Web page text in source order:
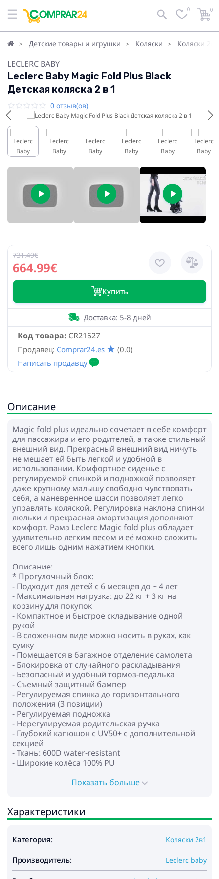
0 0
Детские товары и игрушки Коляски Коляски 2в1
LECLERC BABY
Leclerc Baby Magic Fold Plus Black
Детская коляска 2 в 1
0 отзыв(ов)
664.99€
731.49€
Купить
Код товара: CR21627
Доставка: 5-8 дней
Продавец: Comprar24.es (0.0)
Описание
Magic fold plus идеально сочетает в себе комфорт
для пассажира и его родителей, а также стильный
внешний вид. Прекрасный внешний вид ничуть
не мешает ей быть легкой и удобной в
использовании. Комфортное сиденье с
регулируемой спинкой и подножкой позволяет
даже крупному малышу свободно чувствовать
себя, а маневренное шасси позволяет легко
управлять коляской. Регулировка наклона спинки
люльки и прекрасная амортизация дополняют
комфорт. Рама Leclerc Magic fold plus обладает
удивительно легким весом и её можно сложить
всего лишь одним нажатием кнопки.
Описание:
* Прогулочный блок:
- Подходит для детей с 6 месяцев до ~ 4 лет
- Максимальная нагрузка: до 22 кг + 3 кг на
корзину для покупок
- Компактное и быстрое складывание одной
рукой
- В сложенном виде можно носить в руках, как
сумку
- Помещается в багажное отделение самолета
- Блокировка от случайного раскладывания
- Безопасный и удобный тормоз-педалька
- Съемный защитный бампер
- Регулируемая спинка до горизонтального
положения (3 позиции)
- Регулируемая подножка
- Нерегулируемая родительская ручка
- Глубокий капюшон c UV50+ с дополнительной
секцией
- Ткань: 600D water-resistant
- Широкие колёса 100% PU
- Поворотные передние колёса с возможностью
накладками
- Вместительная корзина для покупок
* Люлька:
- Для детей с рождения до 6-8 месяцев
- Регулировка наклона спинки
- Жесткое дно люльки и боковины для
Показать больше
Характеристики
Категория: Коляски 2в1
Производитель: Leclerc baby